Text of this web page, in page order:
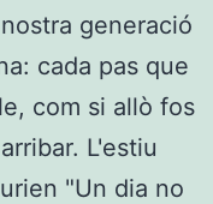
generació
cada pas que
com si allò fos
L'estiu
"Un dia no